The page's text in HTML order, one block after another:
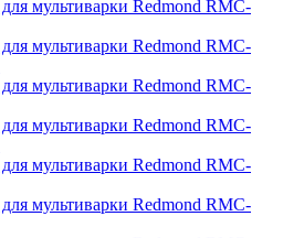
мультиварки Redmond RMC-
мультиварки Redmond RMC-
мультиварки Redmond RMC-
мультиварки Redmond RMC-
мультиварки Redmond RMC-
мультиварки Redmond RMC-